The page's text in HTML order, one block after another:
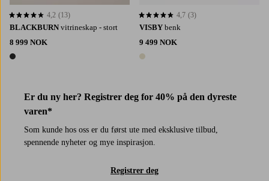
BLACKBURN vitrineskap - stort
8 999 NOK
1 farge
4,2 basert på 13 karaktergivninger
4,2 (13)
Er du ny her? Registrer deg for 40% på den dyreste
varen*
Som kunde hos oss er du først ute med eksklusive tilbud,
spennende nyheter og mye inspirasjon.
Registrer deg
VISBY benk
9 499 NOK
1 farge
4,7 basert på 3 karaktergivninger
4,7 (3)